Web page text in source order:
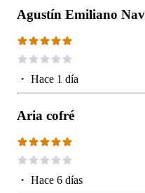
Agustín Emiliano
・ Hace 1 día
Aria cofré
・ Hace 6 días